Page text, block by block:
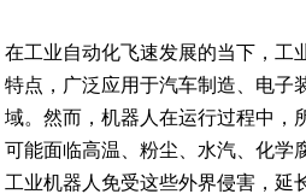
在工业自动化飞速发展的当下，工
特点，广泛应用于汽车制造、电子
域。然而，机器人在运行过程中，
可能面临高温、粉尘、水汽、化学
工业机器人免受这些外界侵害，延